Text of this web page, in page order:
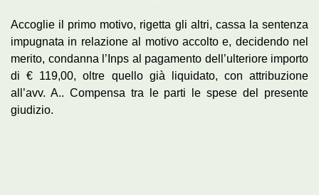
Accoglie il primo motivo, rigetta gli altri, cassa la sentenza
impugnata in relazione al motivo accolto e, decidendo nel
merito, condanna l’Inps al pagamento dell’ulteriore importo
di € 119,00, oltre quello già liquidato, con attribuzione
all’avv. A.. Compensa tra le parti le spese del presente
giudizio.